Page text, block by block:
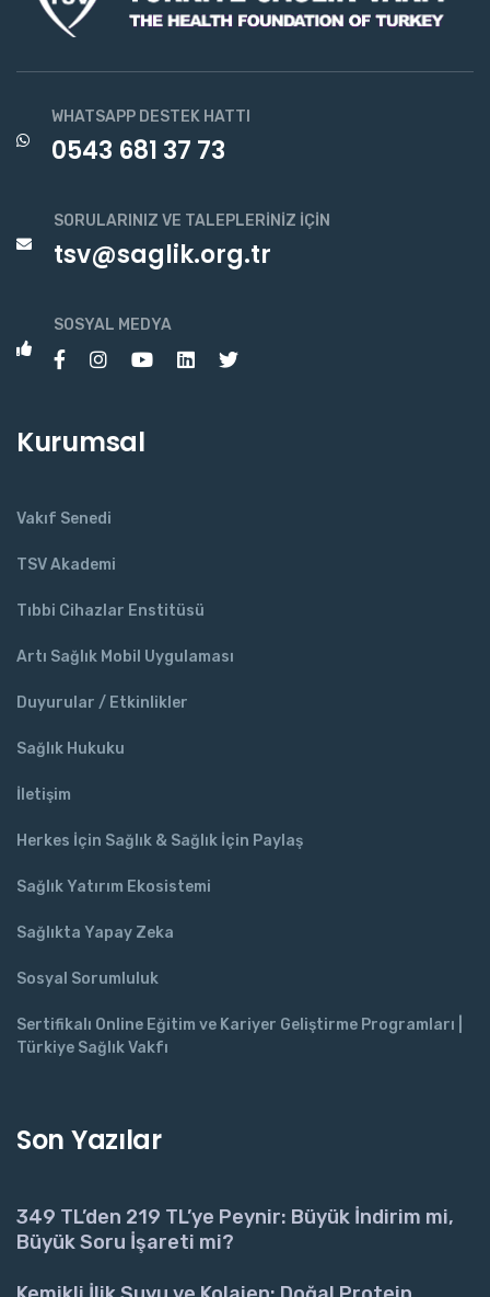
WHATSAPP DESTEK HATTI
0543 681 37 73
SORULARINIZ VE TALEPLERINIZ İÇIN
tsv@saglik.org.tr
SOSYAL MEDYA
Kurumsal
Vakıf Senedi
TSV Akademi
Tıbbi Cihazlar Enstitüsü
Artı Sağlık Mobil Uygulaması
Duyurular / Etkinlikler
Sağlık Hukuku
İletişim
Herkes İçin Sağlık & Sağlık İçin Paylaş
Sağlık Yatırım Ekosistemi
Sağlıkta Yapay Zeka
Sosyal Sorumluluk
Sertifikalı Online Eğitim ve Kariyer Geliştirme Programları |
Türkiye Sağlık Vakfı
Son Yazılar
349 TL’den 219 TL’ye Peynir: Büyük İndirim mi,
Büyük Soru İşareti mi?